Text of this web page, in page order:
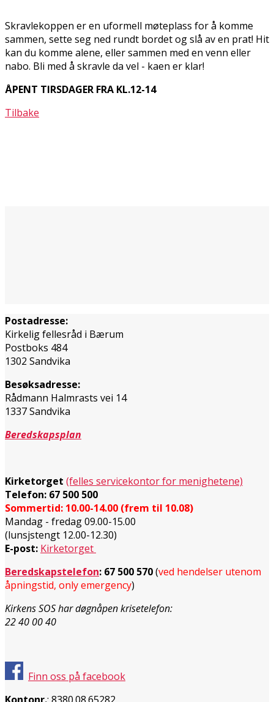
Skravlekoppen er en uformell møteplass for å komme
sammen, sette seg ned rundt bordet og slå av en prat! Hit
kan du komme alene, eller sammen med en venn eller
nabo. Bli med å skravle da vel - kaffen er klar!
ÅPENT TIRSDAGER FRA KL.12-14
Tilbake
Postadresse:
Kirkelig fellesråd i Bærum
Postboks 484
1302 Sandvika
Besøksadresse:
Rådmann Halmrasts vei 14
1337 Sandvika
Beredskapsplan
Kirketorget (felles servicekontor for menighetene)
Telefon: 67 500 500
Sommertid: 10.00-14.00 (frem til 10.08)
Mandag - fredag 09.00-15.00
(lunsjstengt 12.00-12.30)
E-post: Kirketorget
Beredskapstelefon: 67 500 570(ved hendelser utenom
åpningstid, only emergency)
Kirkens SOS har døgnåpen krisetelefon:
22 40 00 40
Finn oss på facebook